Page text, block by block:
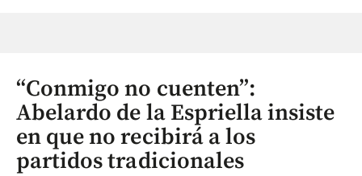
“Conmigo no cuenten”:
Abelardo de la Espriella insiste
en que no recibirá a los
partidos tradicionales